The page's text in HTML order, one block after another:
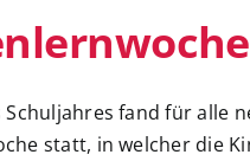
Schuljahres fand für alle
statt, in welcher die